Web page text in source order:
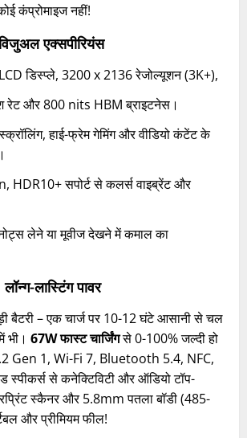
कंप्रोमाइज नहीं!
एक्सपीरियंस
डिस्प्ले, 3200 x 2136 रेजोल्यूशन (3K+),
रेट और 800 nits HBM ब्राइटनेस।
हाई-फ्रेम गेमिंग और वीडियो कंटेंट के
HDR10+ सपोर्ट से कलर्स वाइब्रेंट और
नोट्स लेने या मूवीज देखने में कमाल का
लास्टिंग पावर
बैटरी – एक चार्ज पर 10-12 घंटे आसानी से चल
भी। 67W फास्ट चार्जिंगसे 0-100% जल्दी हो
Gen 1, Wi-Fi 7, Bluetooth 5.4, NFC,
स्पीकर्स से कनेक्टिविटी और ऑडियो टॉप-
स्कैनर और 5.8mm पतला बॉडी (485-
और प्रीमियम फील!